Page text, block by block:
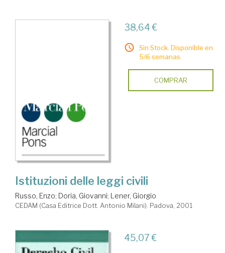
38,64 €
Sin Stock. Disponible en
5/6 semanas.
COMPRAR
Istituzioni delle leggi civili
Russo, Enzo; Doria, Giovanni; Lener, Giorgio
CEDAM (Casa Editrice Dott. Antonio Milani). Padova, 2001
45,07 €